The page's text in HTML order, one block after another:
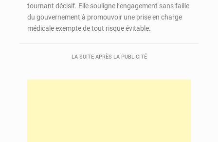
tournant décisif. Elle souligne l’engagement sans faille
du gouvernement à promouvoir une prise en charge
médicale exempte de tout risque évitable.
LA SUITE APRÈS LA PUBLICITÉ